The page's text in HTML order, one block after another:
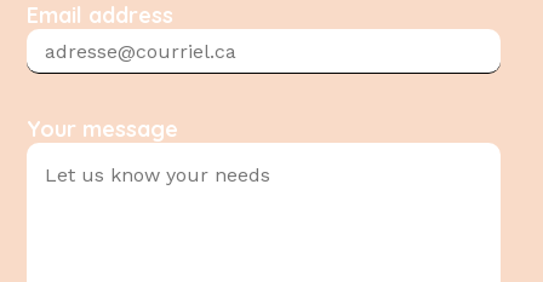
Email address
Your message